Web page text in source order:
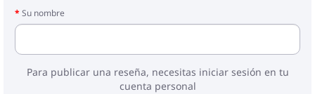
Su nombre
Para publicar una reseña, necesitas iniciar sesión en tu
cuenta personal